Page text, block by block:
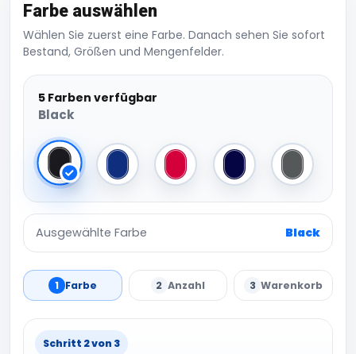
Farbe auswählen
Wählen Sie zuerst eine Farbe. Danach sehen Sie sofort
Bestand, Größen und Mengenfelder.
5 Farben verfügbar
Black
Black Bright Royal Classic Red French NavyGraphite
Ausgewählte Farbe Black
1 Farbe 2 Anzahl 3 Warenkorb
Schritt 2 von 3